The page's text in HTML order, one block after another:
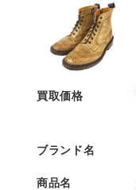
買取価格
ブランド名
商品名